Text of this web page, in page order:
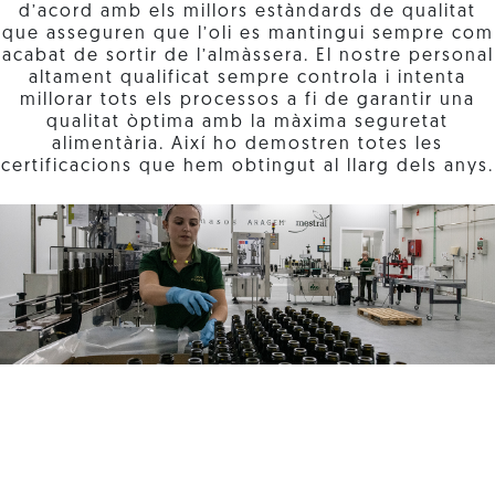
d’acord amb els millors estàndards de qualitat
que asseguren que l’oli es mantingui sempre com
acabat de sortir de l’almàssera. El nostre personal
altament qualificat sempre controla i intenta
millorar tots els processos a fi de garantir una
qualitat òptima amb la màxima seguretat
alimentària. Així ho demostren totes les
certificacions que hem obtingut al llarg dels anys.